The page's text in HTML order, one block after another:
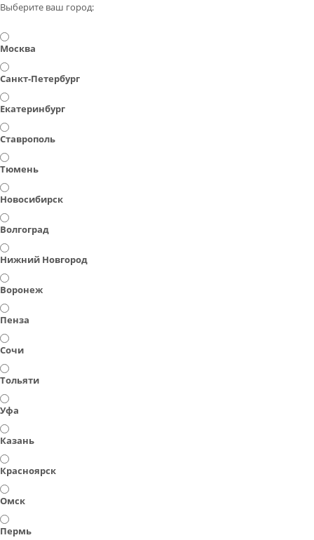
Выберите ваш город:
Москва
Санкт-Петербург
Екатеринбург
Ставрополь
Тюмень
Новосибирск
Волгоград
Нижний Новгород
Воронеж
Пенза
Сочи
Тольяти
Уфа
Казань
Красноярск
Омск
Пермь